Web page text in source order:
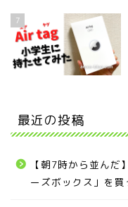
7
最近の投稿
【朝7時から並んだ
ーズボックス」を